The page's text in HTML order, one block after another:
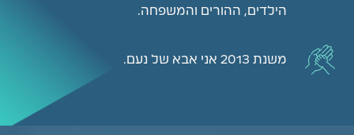
הילדים, ההורים והמשפחה.
משנת 2013 אני אבא של נעם.